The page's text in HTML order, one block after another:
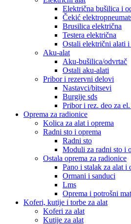
Električna bušilica i
Čekić
Brusilica električna
Testera električna
Ostali električni alati i
Aku-alat
Aku-bušilica/odvrtač
Ostali aku-alati
Pribor i rezervni delovi
Nastavci/bitsevi
Burgije sds
Pribor i rez. deo za
Oprema za radionice
Kolica za alat i oprema
Radni sto i oprema
Radni sto
Moduli za radni sto i
Ostala oprema za radionice
Pano i stalak za alat i
Ormani i sanduci
Lms
Oprema i potrošni
Koferi, kutije i torbe za alat
Koferi za alat
Kutije za alat